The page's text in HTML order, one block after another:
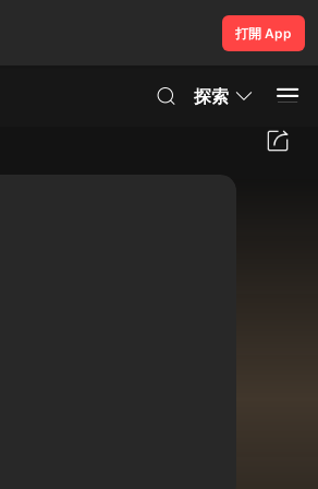
打開 App
探索